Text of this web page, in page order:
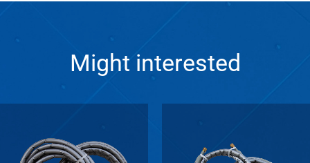
Might interested